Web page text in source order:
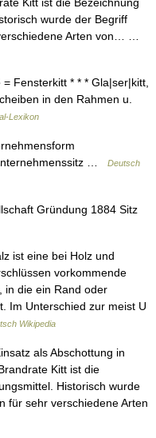
wurde der Begriff
Arten von… …
= Fensterkitt * * * Gla|ser|kitt,
in den Rahmen u.
Lexikon
…
Deutsch
Gründung 1884 Sitz
ist eine bei Holz und
vorkommende
in die ein Rand oder
Im Unterschied zur meist U
Wikipedia
als Abschottung in
Kitt ist die
Historisch wurde
für sehr verschiedene Arten